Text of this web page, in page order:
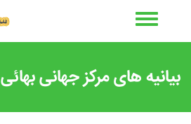
بیانیه های مرکز جهانی بهائی